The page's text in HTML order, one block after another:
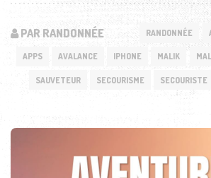
PAR RANDONNÉE RANDONNÉE
APPS AVALANCE IPHONE MALIK
SAUVETEUR SECOURISME SECOURISTE